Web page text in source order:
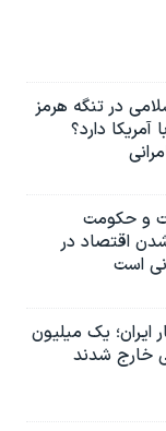
در تنگه هرمز
آمریکا دارد؟
و حکومت
شدن اقتصاد در
است
ایران؛ یک میلیون
خارج شدند